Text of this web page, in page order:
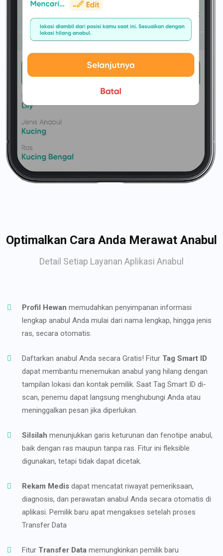
Optimalkan Cara Anda Merawat Anabul
Detail Setiap Layanan Aplikasi Anabul
Profil Hewan memudahkan penyimpanan informasi
lengkap anabul Anda mulai dari nama lengkap, hingga jenis
ras, secara otomatis.
Daftarkan anabul Anda secara Gratis! Fitur Tag Smart ID
dapat membantu menemukan anabul yang hilang dengan
tampilan lokasi dan kontak pemilik. Saat Tag Smart ID di-
scan, penemu dapat langsung menghubungi Anda atau
meninggalkan pesan jika diperlukan.
Silsilah menunjukkan garis keturunan dan fenotipe anabul,
baik dengan ras maupun tanpa ras. Fitur ini fleksible
digunakan, tetapi tidak dapat dicetak.
Rekam Medis dapat mencatat riwayat pemeriksaan,
diagnosis, dan perawatan anabul Anda secara otomatis di
aplikasi. Pemilik baru apat mengakses setelah proses
Transfer Data
Fitur Transfer Data memungkinkan pemilik baru